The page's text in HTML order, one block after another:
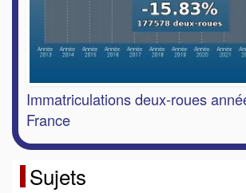
Immatriculations deux-roues
France
Sujets